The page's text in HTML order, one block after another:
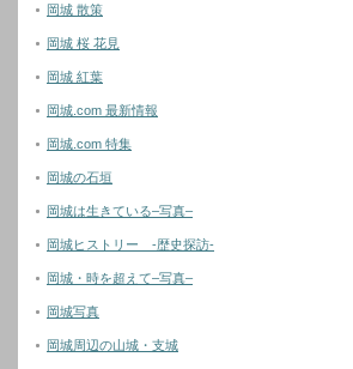
岡城 散策
岡城 桜 花見
岡城 紅葉
岡城.com 最新情報
岡城.com 特集
岡城の石垣
岡城は生きている–写真–
岡城ヒストリー -歴史探訪-
岡城・時を超えて–写真–
岡城写真
岡城周辺の山城・支城